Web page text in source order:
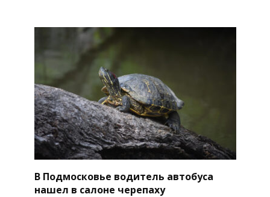
В Подмосковье водитель автобуса
нашел в салоне черепаху